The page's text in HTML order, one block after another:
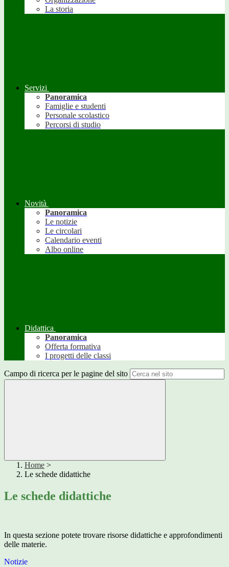
La storia
Servizi
Panoramica
Famiglie e studenti
Personale scolastico
Percorsi di studio
Novità
Panoramica
Le notizie
Le circolari
Calendario eventi
Albo online
Didattica
Panoramica
Offerta formativa
I progetti delle classi
Campo di ricerca per le pagine del sito
Home >
Le schede didattiche
Le schede didattiche
In questa sezione potete trovare risorse didattiche e approfondimenti
delle materie.
Notizie